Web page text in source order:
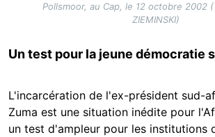
Pollsmoor, au Cap, le 12 octobre 2002
ZIEMINSKI)
Un test pour la jeune démocratie
L'incarcération de l'ex-président sud-
Zuma est une situation inédite pour
un test d'ampleur pour les institutions